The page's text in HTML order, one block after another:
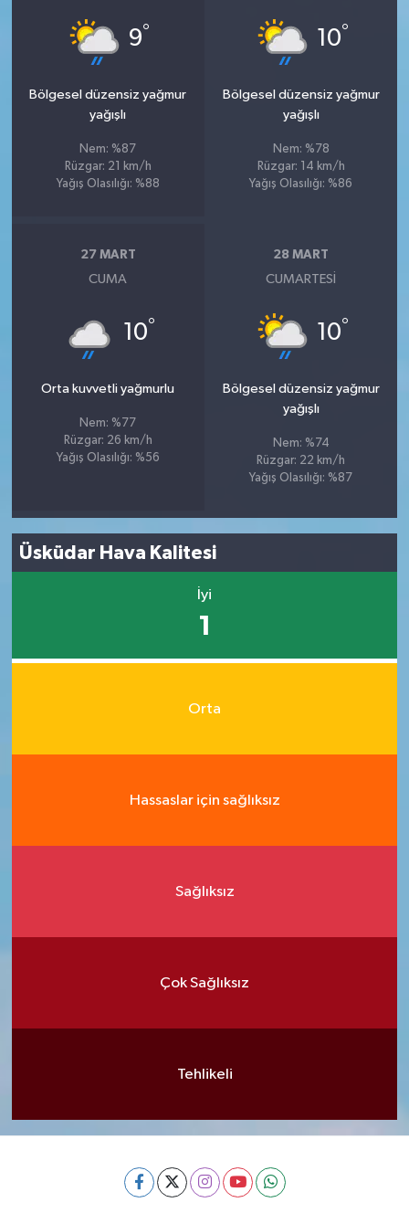
9°
Bölgesel düzensiz yağmur
yağışlı
Nem: %87
Rüzgar: 21 km/h
Yağış Olasılığı: %88
10°
Bölgesel düzensiz yağmur
yağışlı
Nem: %78
Rüzgar: 14 km/h
Yağış Olasılığı: %86
27 MART
CUMA
10°
Orta kuvvetli yağmurlu
Nem: %77
Rüzgar: 26 km/h
Yağış Olasılığı: %56
28 MART
CUMARTESI
10°
Bölgesel düzensiz yağmur
yağışlı
Nem: %74
Rüzgar: 22 km/h
Yağış Olasılığı: %87
Üsküdar Hava Kalitesi
İyi
1
Orta
Hassaslar için sağlıksız
Sağlıksız
Çok Sağlıksız
Tehlikeli